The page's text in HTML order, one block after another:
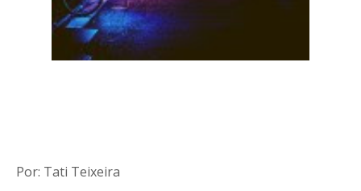
Por: Tati Teixeira